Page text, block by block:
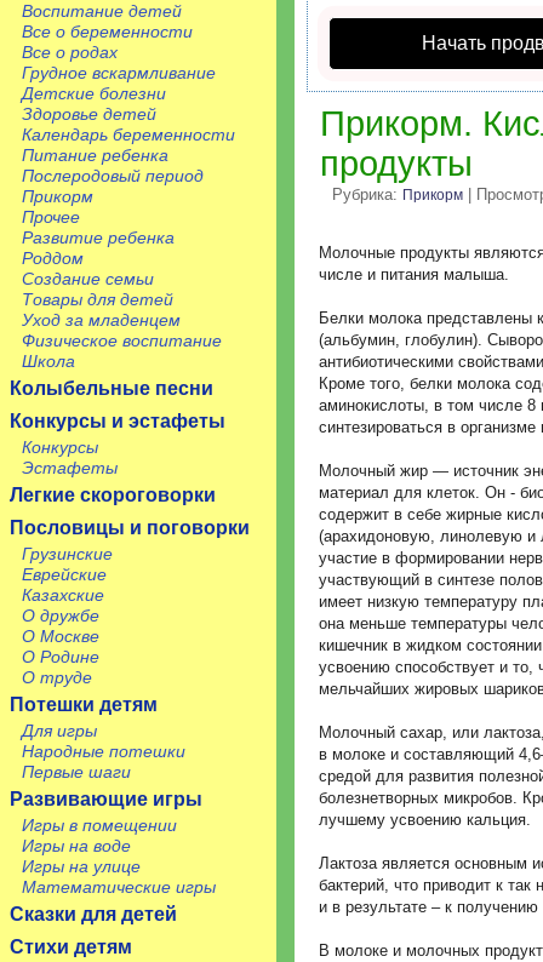
Воспитание детей
Все о беременности
Все о родах
Грудное вскармливание
Детские болезни
Здоровье детей
Календарь беременности
Питание ребенка
Послеродовый период
Прикорм
Прочее
Развитие ребенка
Роддом
Создание семьи
Товары для детей
Уход за младенцем
Физическое воспитание
Школа
Колыбельные песни
Конкурсы и эстафеты
Конкурсы
Эстафеты
Легкие скороговорки
Пословицы и поговорки
Грузинские
Еврейские
Казахские
О дружбе
О Москве
О Родине
О труде
Потешки детям
Для игры
Народные потешки
Первые шаги
Развивающие игры
Игры в помещении
Игры на воде
Игры на улице
Математические игры
Сказки для детей
Стихи детям
Начать
Прикорм.
продукты
Рубрика: Прикорм |
Молочные продукты
числе и питания малыша.
Белки молока представлены
(альбумин, глобулин).
антибиотическими
Кроме того, белки молока
аминокислоты, в том числе 8
синтезироваться в
Молочный жир — источник
материал для клеток. Он -
содержит в себе жирные
(арахидоновую, линолевую и
участие в формировании
участвующий в синтезе
имеет низкую температуру
она меньше температуры
кишечник в жидком
усвоению способствует и то,
мельчайших жировых
Молочный сахар, или
в молоке и составляющий
средой для развития
болезнетворных микробов.
лучшему усвоению кальция.
Лактоза является основным
бактерий, что приводит к
и в результате – к
В молоке и молочных